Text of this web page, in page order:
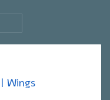
אחת ששומעת #331 | 30/8/18 | Wings